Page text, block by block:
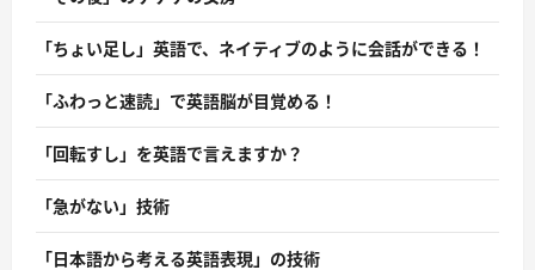
「ちょい足し」英語で、ネイティブのように会話ができる！
「ふわっと速読」で英語脳が目覚める！
「回転すし」を英語で言えますか？
「急がない」技術
「日本語から考える英語表現」の技術